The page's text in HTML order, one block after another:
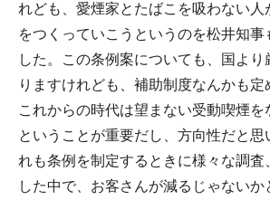
れども、愛煙家とたばこを吸わない人
をつくっていこうというのを松井知事
した。この条例案についても、国より
りますけれども、補助制度なんかも定
これからの時代は望まない受動喫煙
ということが重要だし、方向性だと思
れも条例を制定するときに様々な調査
した中で、お客さんが減るじゃないか